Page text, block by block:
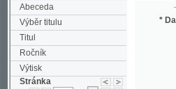
Výběr titulu
Titul
Ročník
Výtisk
Stránka
*